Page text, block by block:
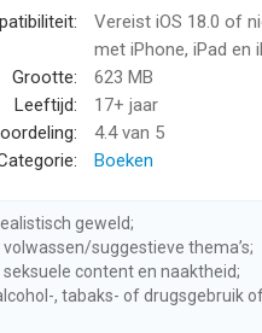
niet kan gebruiken om te
zoals jij wilt
het fijne aan een ebook app of
helemaal naar je eigen
functie
stuit je op een woord waarvan
Vereist iOS 18.0 of
met iPhone, iPad en
Grootte:
623 MB
Leeftijd:
17+ jaar
4.4van 5
Boeken
geweld;
suggestieve thema’s;
content en naaktheid;
, tabaks- of drugsgebruik